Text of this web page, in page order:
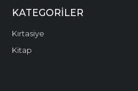
KATEGORILER
Kırtasiye
Kitap